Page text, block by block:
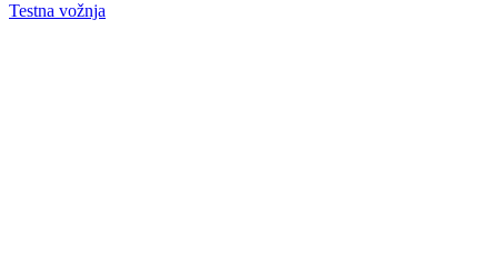
Testna vožnja